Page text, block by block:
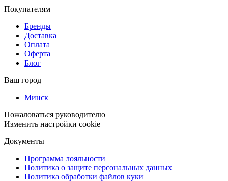
Покупателям
Бренды
Доставка
Оплата
Оферта
Блог
Ваш город
Минск
Пожаловаться руководителю
Изменить настройки cookie
Документы
Программа лояльности
Политика о защите персональных данных
Политика обработки файлов куки